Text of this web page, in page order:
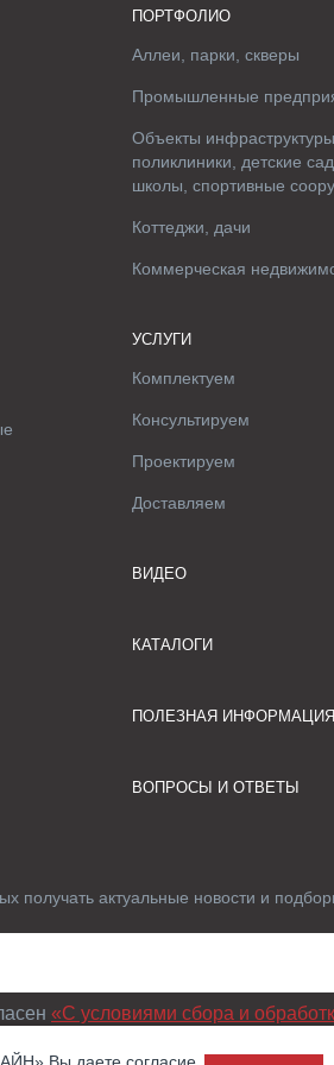
ПОРТФОЛИО
Аллеи, парки, скверы
Промышленные
Объекты
поликлиники, детские
школы, спортивные
Коттеджи, дачи
Коммерческая
УСЛУГИ
Комплектуем
Консультируем
Проектируем
Доставляем
ВИДЕО
КАТАЛОГИ
ПОЛЕЗНАЯ ИНФОРМАЦИЯ
ВОПРОСЫ И ОТВЕТЫ
получать актуальные новости и
«C условиями сбора и
Вы даете согласие